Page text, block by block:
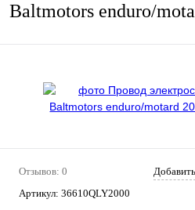
Baltmotors enduro/
Отзывов: 0
Артикул: 36610QLY2000